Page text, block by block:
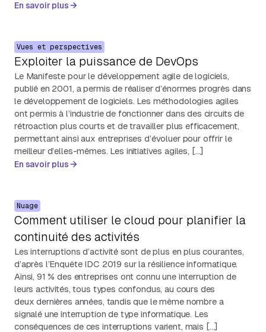
En savoir plus
Vues et perspectives
Exploiter la puissance de DevOps
Le Manifeste pour le développement agile de logiciels,
publié en 2001, a permis de réaliser d’énormes progrès dans
le développement de logiciels. Les méthodologies agiles
ont permis à l’industrie de fonctionner dans des circuits de
rétroaction plus courts et de travailler plus efficacement,
permettant ainsi aux entreprises d’évoluer pour offrir le
meilleur d’elles-mêmes. Les initiatives agiles, […]
En savoir plus
Nuage
Comment utiliser le cloud pour planifier la
continuité des activités
Les interruptions d’activité sont de plus en plus courantes,
d’après l’Enquête IDC 2019 sur la résilience informatique.
Ainsi, 91 % des entreprises ont connu une interruption de
leurs activités, tous types confondus, au cours des
deux dernières années, tandis que le même nombre a
signalé une interruption de type informatique. Les
conséquences de ces interruptions varient, mais […]